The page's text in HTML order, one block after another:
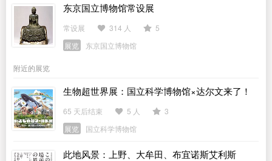
东京国立博物馆常设展
常设展 314 人
5
展览
东京国立博物馆
附近的展览
生物超世界展：国立科学博物馆×达尔文来了！
65 天后结束 5 人
3
展览
国立科学博物馆
此地风景：上野、大牟田、布宜诺斯艾利斯